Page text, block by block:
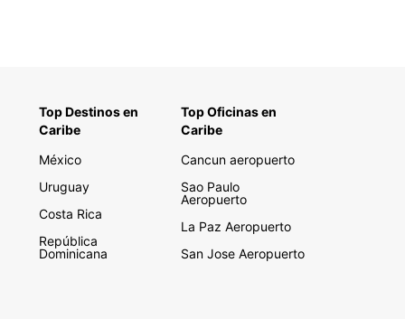
Top Destinos en
Caribe
México
Uruguay
Costa Rica
República
Dominicana
Top Oficinas en
Caribe
Cancun aeropuerto
Sao Paulo
Aeropuerto
La Paz Aeropuerto
San Jose Aeropuerto